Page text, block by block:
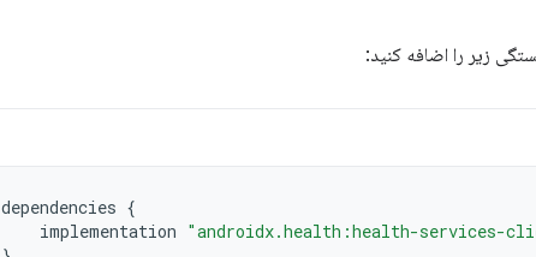
زیر را اضافه کنید:
dependencies {
implementation "androidx.health:health-services-